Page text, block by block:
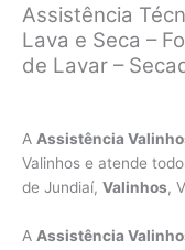
Assistência
Lava e Seca –
de Lavar –
A Assistência
Valinhos e atende
de Jundiaí, Valinhos,
A Assistência